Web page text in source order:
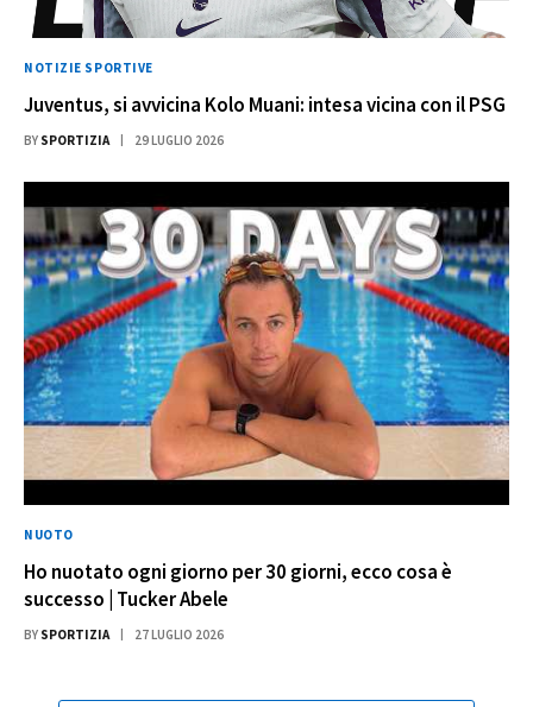
NOTIZIE SPORTIVE
Juventus, si avvicina Kolo Muani: intesa vicina con il PSG
BY SPORTIZIA 29 LUGLIO 2026
NUOTO
Ho nuotato ogni giorno per 30 giorni, ecco cosa è
successo | Tucker Abele
BY SPORTIZIA 27 LUGLIO 2026